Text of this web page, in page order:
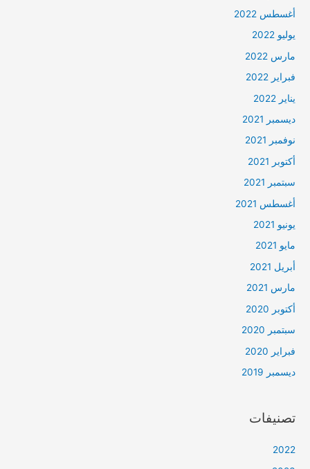
أغسطس 2022
يوليو 2022
مارس 2022
فبراير 2022
يناير 2022
ديسمبر 2021
نوفمبر 2021
أكتوبر 2021
سبتمبر 2021
أغسطس 2021
يونيو 2021
مايو 2021
أبريل 2021
مارس 2021
أكتوبر 2020
سبتمبر 2020
فبراير 2020
ديسمبر 2019
تصنيفات
2022